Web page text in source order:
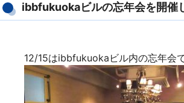
ibbfukuokaビルの忘年会を開催
12/15はibbfukuokaビル内の忘年会